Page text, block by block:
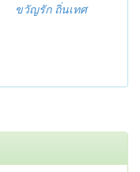
ขวัญรัก ถิ่นเทศ